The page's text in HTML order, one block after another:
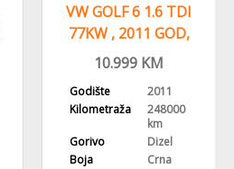
VW GOLF 6 1.6 TDI
77KW , 2011 GOD,
REGISTROVAN,KLIMA
10.999 KM
Godište
2011
Kilometraža
248000
km
Gorivo
Dizel
Boja
Crna